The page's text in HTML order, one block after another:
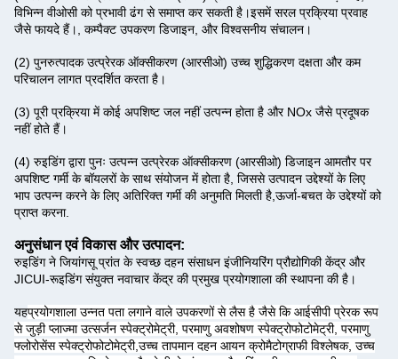
विभिन्न वीओसी को प्रभावी ढंग से समाप्त कर सकती है।इसमें सरल प्रक्रिया प्रवाह
जैसे फायदे हैं।, कम्पैक्ट उपकरण डिजाइन, और विश्वसनीय संचालन।
(2) पुनरुत्पादक उत्प्रेरक ऑक्सीकरण (आरसीओ) उच्च शुद्धिकरण दक्षता और कम
परिचालन लागत प्रदर्शित करता है।
(3) पूरी प्रक्रिया में कोई अपशिष्ट जल नहीं उत्पन्न होता है और NOx जैसे प्रदूषक
नहीं होते हैं।
(4) रुइडिंग द्वारा पुनः उत्पन्न उत्प्रेरक ऑक्सीकरण (आरसीओ) डिजाइन आमतौर पर
अपशिष्ट गर्मी के बॉयलरों के साथ संयोजन में होता है, जिससे उत्पादन उद्देश्यों के लिए
भाप उत्पन्न करने के लिए अतिरिक्त गर्मी की अनुमति मिलती है,ऊर्जा-बचत के उद्देश्यों को
प्राप्त करना.
अनुसंधान एवं विकास और उत्पादन:
रुइडिंग ने जियांगसू प्रांत के स्वच्छ दहन संसाधन इंजीनियरिंग प्रौद्योगिकी केंद्र और
JICUI-रूइडिंग संयुक्त नवाचार केंद्र की प्रमुख प्रयोगशाला की स्थापना की है।
यहप्रयोगशाला उन्नत पता लगाने वाले उपकरणों से लैस है जैसे कि आईसीपी प्रेरक रूप
से जुड़ी प्लाज्मा उत्सर्जन स्पेक्ट्रोमेट्री, परमाणु अवशोषण स्पेक्ट्रोफोटोमेट्री, परमाणु
फ्लोरोसेंस स्पेक्ट्रोफोटोमेट्री,उच्च तापमान दहन आयन क्रोमैटोग्राफी विश्लेषक, उच्च